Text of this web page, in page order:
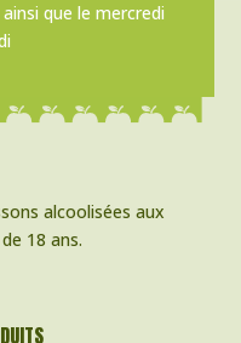
que le mercredi
alcoolisées aux
18 ans.